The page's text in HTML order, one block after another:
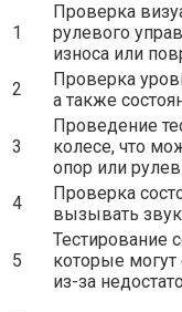
1
Проверка
рулевого
износа или
2
Проверка
а также
3
Проведение
колесе, что
опор или
4
Проверка
вызывать
5
Тестирование
которые могут
из-за